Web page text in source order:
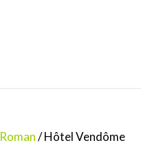
Roman/ Hôtel Vendôme